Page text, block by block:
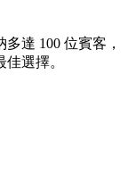
達 100 位賓客，
選擇。